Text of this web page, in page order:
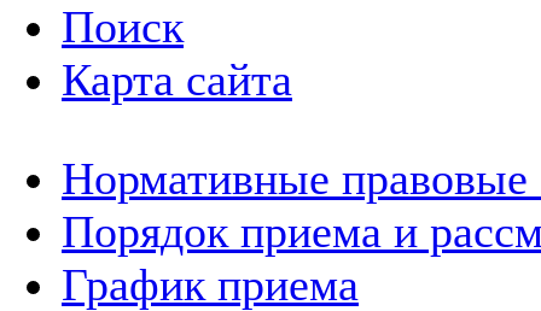
Поиск
Карта сайта
Нормативные правовые
Порядок приема и
График приема